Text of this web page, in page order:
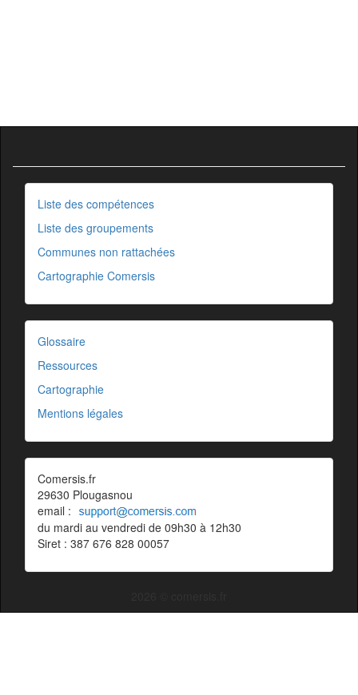
Liste des compétences
Liste des groupements
Communes non rattachées
Cartographie Comersis
Glossaire
Ressources
Cartographie
Mentions légales
Comersis.fr
29630 Plougasnou
email :
du mardi au vendredi de 09h30 à 12h30
Siret : 387 676 828 00057